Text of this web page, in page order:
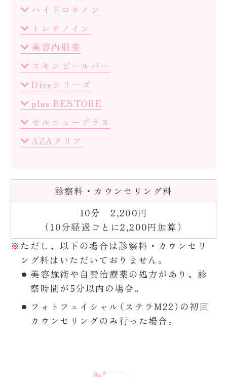
ハイドロキノン
トレチノイン
美容内服薬
スキンピールバー
Diveシリーズ
plus RESTORE
セルニュープラス
AZAクリア
診察料・カウンセリング料
10分 2,200円
（10分経過ごとに2,200円加算）
ただし、以下の場合は診察料・カウンセリ
ング料はいただいておりません。
美容施術や自費治療薬の処方があり、診
察時間が5分以内の場合。
フォトフェイシャル（ステラM22）の初回
カウンセリングのみ行った場合。